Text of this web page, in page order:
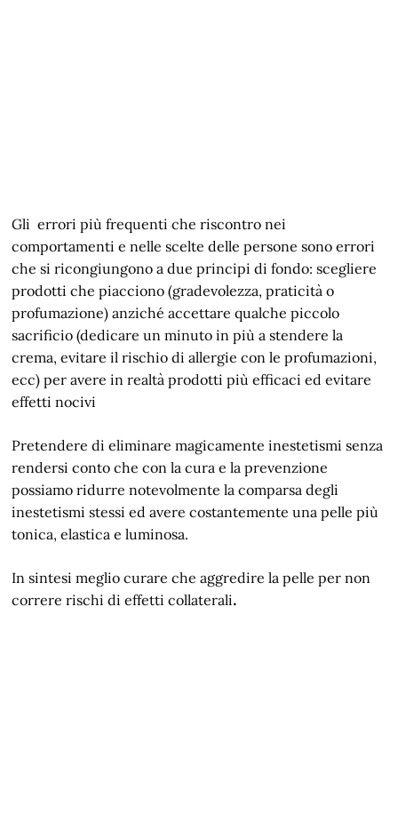
Gli errori più frequenti che riscontro nei
comportamenti e nelle scelte delle persone sono errori
che si ricongiungono a due principi di fondo: scegliere
prodotti che piacciono (gradevolezza, praticità o
profumazione) anziché accettare qualche piccolo
sacrificio (dedicare un minuto in più a stendere la
crema, evitare il rischio di allergie con le profumazioni,
ecc) per avere in realtà prodotti più efficaci ed evitare
effetti nocivi
Pretendere di eliminare magicamente inestetismi senza
rendersi conto che con la cura e la prevenzione
possiamo ridurre notevolmente la comparsa degli
inestetismi stessi ed avere costantemente una pelle più
tonica, elastica e luminosa.
In sintesi meglio curare che aggredire la pelle per non
correre rischi di effetti collaterali.